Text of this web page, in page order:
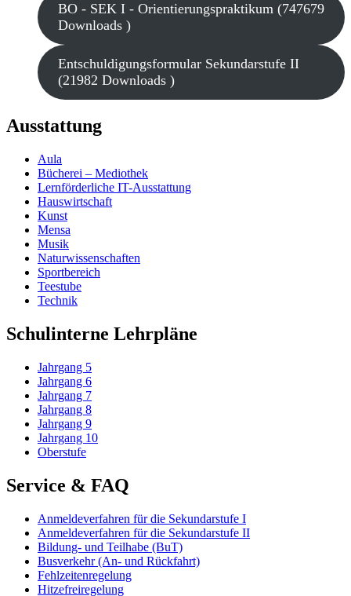
BO - SEK I - Orientierungspraktikum (747679
Downloads )
Entschuldigungsformular Sekundarstufe II
(21982 Downloads )
Ausstattung
Aula
Bücherei – Mediothek
Lernförderliche IT-Ausstattung
Hauswirtschaft
Kunst
Mensa
Musik
Naturwissenschaften
Sportbereich
Teestube
Technik
Schulinterne Lehrpläne
Jahrgang 5
Jahrgang 6
Jahrgang 7
Jahrgang 8
Jahrgang 9
Jahrgang 10
Oberstufe
Service & FAQ
Anmeldeverfahren für die Sekundarstufe I
Anmeldeverfahren für die Sekundarstufe II
Bildung- und Teilhabe (BuT)
Busverkehr (An- und Rückfahrt)
Fehlzeitenregelung
Hitzefreiregelung